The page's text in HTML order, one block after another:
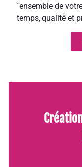
´ensemble de
temps, qualité et